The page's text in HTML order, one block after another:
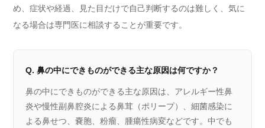
め、症状や経過、見た目だけで自己判断するのは難しく、気に
なる場合は専門医に相談することが重要です。
Q. 鼻の中にできものができる主な原因は何ですか？
鼻の中にできものができる主な原因は、アレルギー性鼻
炎や慢性副鼻腔炎による鼻茸（ポリープ）、細菌感染に
よる鼻せつ、嚢胞、粉瘤、腫瘍性病変などです。中でも